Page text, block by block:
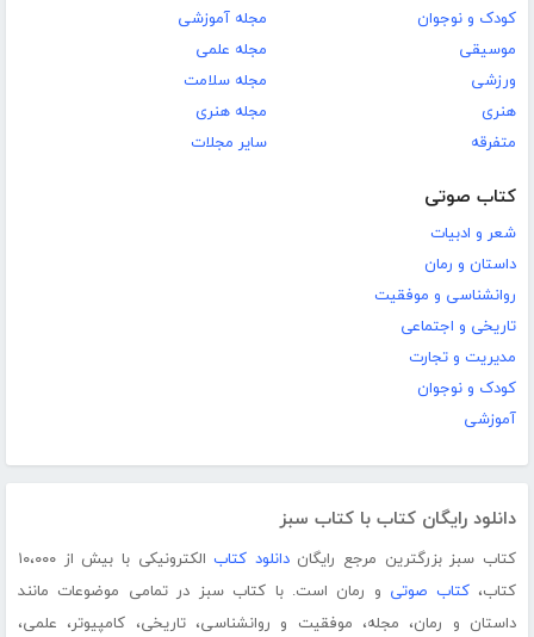
کودک و نوجوان
موسیقی
ورزشی
هنری
متفرقه
مجله آموزشی
مجله علمی
مجله سلامت
مجله هنری
سایر مجلات
کتاب صوتی
شعر و ادبیات
داستان و رمان
روانشناسی و موفقیت
تاریخی و اجتماعی
مدیریت و تجارت
کودک و نوجوان
آموزشی
دانلود رایگان کتاب با کتاب سبز
کتاب سبز بزرگترین مرجع رایگاندانلود کتاب
الکترونیکی با بیش از ۱۰،۰۰۰
کتاب،کتاب صوتی و رمان است. با کتاب سبز در تمامی موضوعات مانند
داستان و رمان، مجله، موفقیت و روانشناسی، تاریخی، کامپیوتر، علمی،